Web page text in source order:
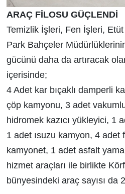
ARAÇ FİLOSU GÜÇLENDİ
Temizlik İşleri, Fen İşleri,
Park Bahçeler
gücünü daha da artıracak
içerisinde;
4 Adet kar bıçaklı damperli
çöp kamyonu, 3 adet
hidromek kazıcı yükleyici, 1
1 adet ısuzu kamyon, 4 adet
kamyonet, 1 adet asfalt
hizmet araçları ile birlikte
bünyesindeki araç sayısı da